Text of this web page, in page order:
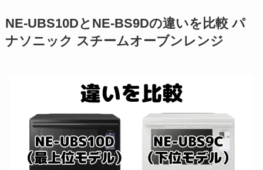
NE-UBS10DとNE-BS9Dの違いを比較 パ
ナソニック スチームオーブンレンジ